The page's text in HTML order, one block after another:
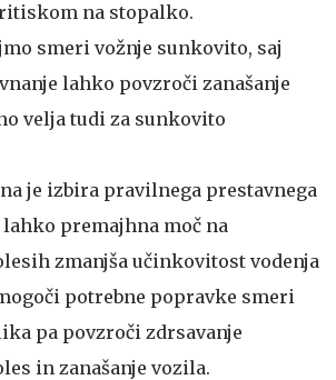
na stopalko.
smeri vožnje sunkovito, saj
lahko povzroči zanašanje
velja tudi za sunkovito
je izbira pravilnega prestavnega
premajhna moč na
zmanjša učinkovitost vodenja
potrebne popravke smeri
pa povzroči zdrsavanje
in zanašanje vozila.